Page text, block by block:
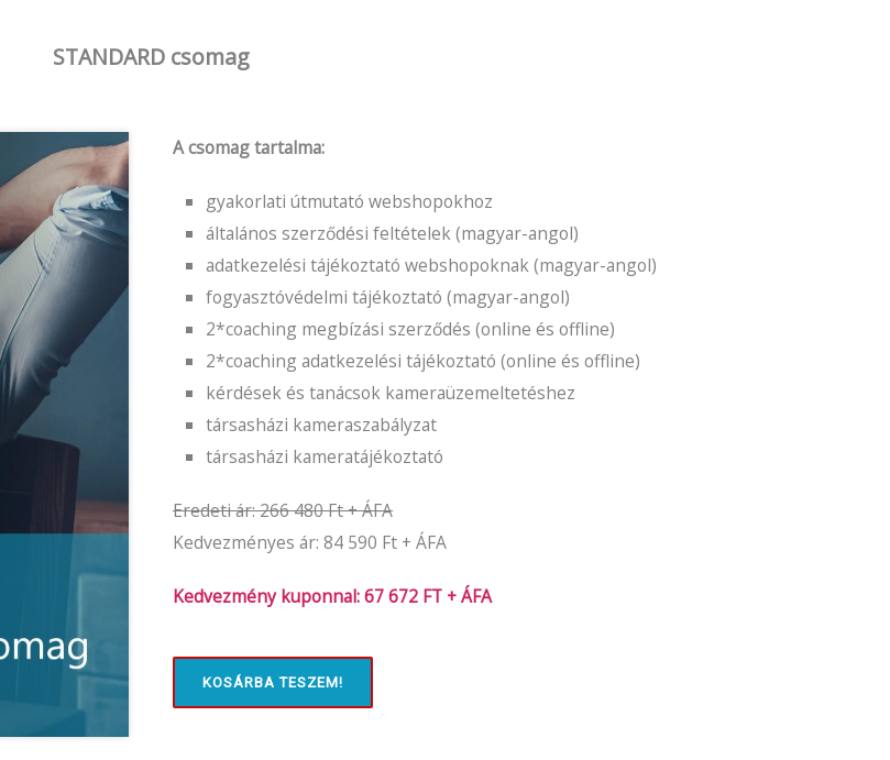
STANDARD csomag
A csomag tartalma:
gyakorlati útmutató webshopokhoz
általános szerződési feltételek (magyar-angol)
adatkezelési tájékoztató webshopoknak (magyar-angol)
fogyasztóvédelmi tájékoztató (magyar-angol)
2*coaching megbízási szerződés (online és offline)
2*coaching adatkezelési tájékoztató (online és offline)
kérdések és tanácsok kameraüzemeltetéshez
társasházi kameraszabályzat
társasházi kameratájékoztató
Eredeti ár: 266 480 Ft + ÁFA
Kedvezményes ár: 84 590 Ft + ÁFA
Kedvezmény kuponnal: 67 672 FT + ÁFA
KOSÁRBA TESZEM!